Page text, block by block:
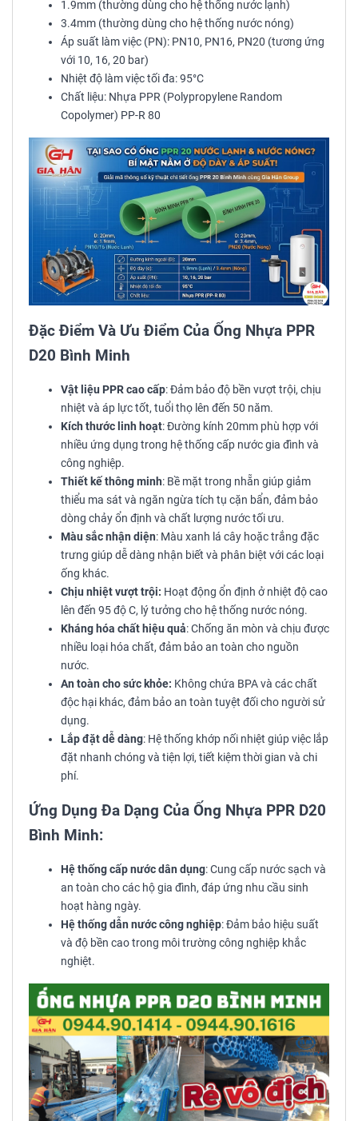
1.9mm (thường dùng cho hệ thống nước lạnh)
3.4mm (thường dùng cho hệ thống nước nóng)
Áp suất làm việc (PN): PN10, PN16, PN20 (tương ứng
với 10, 16, 20 bar)
Nhiệt độ làm việc tối đa: 95°C
Chất liệu: Nhựa PPR (Polypropylene Random
Copolymer) PP-R 80
Đặc Điểm Và Ưu Điểm Của Ống Nhựa PPR
D20 Bình Minh
Vật liệu PPR cao cấp: Đảm bảo độ bền vượt trội, chịu
nhiệt và áp lực tốt, tuổi thọ lên đến 50 năm.
Kích thước linh hoạt: Đường kính 20mm phù hợp với
nhiều ứng dụng trong hệ thống cấp nước gia đình và
công nghiệp.
Thiết kế thông minh: Bề mặt trong nhẵn giúp giảm
thiểu ma sát và ngăn ngừa tích tụ cặn bẩn, đảm bảo
dòng chảy ổn định và chất lượng nước tối ưu.
Màu sắc nhận diện: Màu xanh lá cây hoặc trắng đặc
trưng giúp dễ dàng nhận biết và phân biệt với các loại
ống khác.
Chịu nhiệt vượt trội: Hoạt động ổn định ở nhiệt độ cao
lên đến 95 độ C, lý tưởng cho hệ thống nước nóng.
Kháng hóa chất hiệu quả: Chống ăn mòn và chịu được
nhiều loại hóa chất, đảm bảo an toàn cho nguồn
nước.
An toàn cho sức khỏe: Không chứa BPA và các chất
độc hại khác, đảm bảo an toàn tuyệt đối cho người sử
dụng.
Lắp đặt dễ dàng: Hệ thống khớp nối nhiệt giúp việc lắp
đặt nhanh chóng và tiện lợi, tiết kiệm thời gian và chi
phí.
Ứng Dụng Đa Dạng Của Ống Nhựa PPR D20
Bình Minh:
Hệ thống cấp nước dân dụng: Cung cấp nước sạch và
an toàn cho các hộ gia đình, đáp ứng nhu cầu sinh
hoạt hàng ngày.
Hệ thống dẫn nước công nghiệp: Đảm bảo hiệu suất
và độ bền cao trong môi trường công nghiệp khắc
nghiệt.